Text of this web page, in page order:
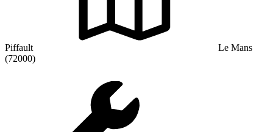
Piffault
Le Mans
(72000)